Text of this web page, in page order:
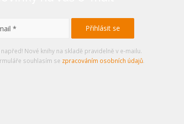
Nové knihy na skladě pravidelně v e-mailu.
souhlasím se zpracováním osobních údajů.